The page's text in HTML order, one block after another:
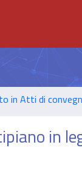
in Atti di
in